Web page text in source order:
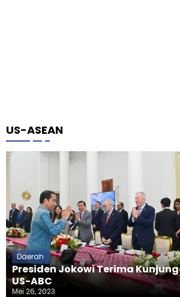
US-ASEAN
Daerah
Presiden Jokowi Terima
US-ABC
Mei 26, 2023